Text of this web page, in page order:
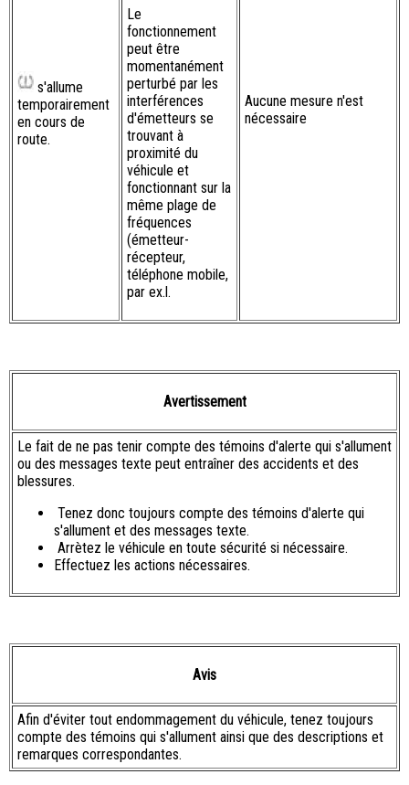
s'allume
temporairement
en cours de
route.
Le
fonctionnement
peut être
momentanément
perturbé par les
interférences
d'émetteurs se
trouvant à
proximité du
véhicule et
fonctionnant sur la
même plage de
fréquences
(émetteur-
récepteur,
téléphone mobile,
par ex.l.
Aucune mesure n'est
nécessaire
Avertissement
Le fait de ne pas tenir compte des témoins d'alerte qui s'allument
ou des messages texte peut entraîner des accidents et des
blessures.
Tenez donc toujours compte des témoins d'alerte qui
s'allument et des messages texte.
Arrètez le véhicule en toute sécurité si nécessaire.
Effectuez les actions nécessaires.
Avis
Afin d'éviter tout endommagement du véhicule, tenez toujours
compte des témoins qui s'allument ainsi que des descriptions et
remarques correspondantes.